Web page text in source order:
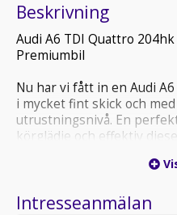
Beskrivning
Audi A6 TDI Quattro
Premiumbil
Nu har vi fått in en Audi
i mycket fint skick och
utrustningsnivå. En
körglädje och effektiv
dig som söker
Intresseanmälan